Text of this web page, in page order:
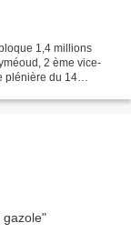
1,4 millions
2 ème vice-
plénière du 14